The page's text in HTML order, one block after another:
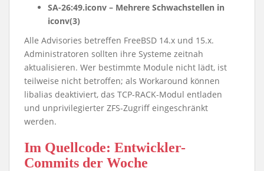
SA-26:49.iconv – Mehrere Schwachstellen in
iconv(3)
Alle Advisories betreffen FreeBSD 14.x und 15.x.
Administratoren sollten ihre Systeme zeitnah
aktualisieren. Wer bestimmte Module nicht lädt, ist
teilweise nicht betroffen; als Workaround können
libalias deaktiviert, das TCP-RACK-Modul entladen
und unprivilegierter ZFS-Zugriff eingeschränkt
werden.
Im Quellcode: Entwickler-
Commits der Woche